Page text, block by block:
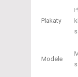
Plakaty
Modele